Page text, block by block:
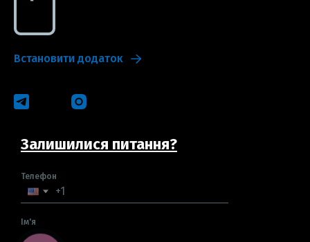
Встановити додаток
Залишилися питання?
Телефон
Ім'я